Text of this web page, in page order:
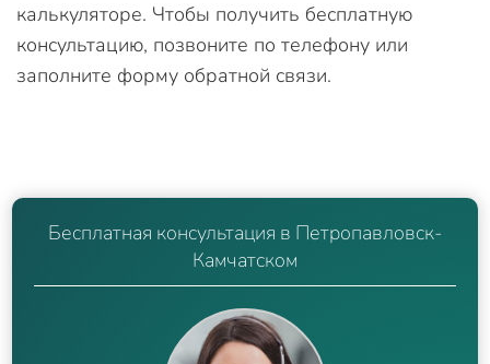
калькуляторе. Чтобы получить бесплатную
консультацию, позвоните по телефону или
заполните форму обратной связи.
Бесплатная консультация в Петропавловск-
Камчатском